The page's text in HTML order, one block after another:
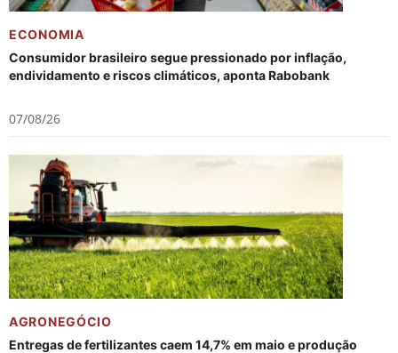
ECONOMIA
Consumidor brasileiro segue pressionado por inflação,
endividamento e riscos climáticos, aponta Rabobank
07/08/26
AGRONEGÓCIO
Entregas de fertilizantes caem 14,7% em maio e produção